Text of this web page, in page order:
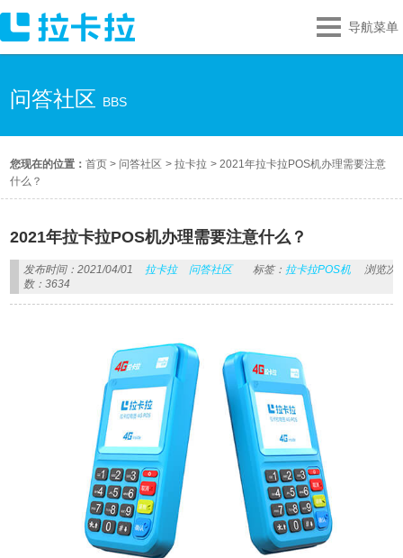
导航菜单
问答社区 BBS
您现在的位置：首页 > 问答社区 >拉卡拉 >2021年拉卡拉POS机办理需要注意
什么？
2021年拉卡拉POS机办理需要注意什么？
发布时间：2021/04/01 拉卡拉 问答社区 标签： 拉卡拉POS机
浏览次
数：3634